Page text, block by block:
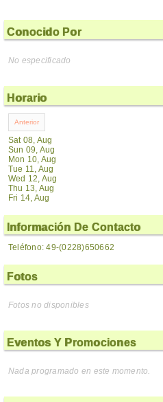
Conocido Por
No especificado
Horario
Sat 08, Aug
Sun 09, Aug
Mon 10, Aug
Tue 11, Aug
Wed 12, Aug
Thu 13, Aug
Fri 14, Aug
Información De Contacto
Teléfono: 49-(0228)650662
Fotos
Fotos no disponibles
Eventos Y Promociones
Nada programado en este momento.